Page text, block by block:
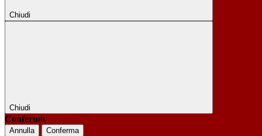
Chiudi
Chiudi
Conferma
Annulla Conferma